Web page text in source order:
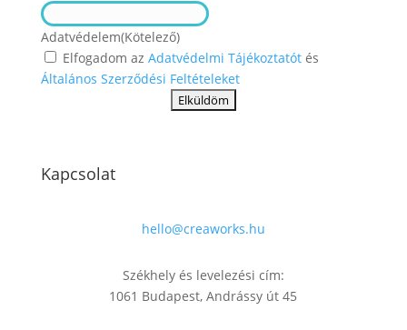
Adatvédelem(Kötelező)
Elfogadom az Adatvédelmi Tájékoztatótés
Általános Szerződési Feltételeket
Kapcsolat
hello@creaworks.hu
Székhely és levelezési cím:
1061 Budapest, Andrássy út 45